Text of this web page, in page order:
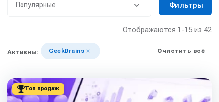
Фильтры
Отображаются 1-15 из 42
Активны: GeekBrains Очистить всё
Топ продаж